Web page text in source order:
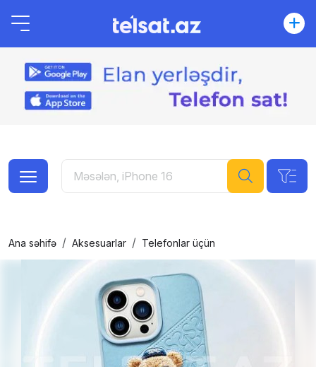
Ana səhifə Aksesuarlar Telefonlar üçün